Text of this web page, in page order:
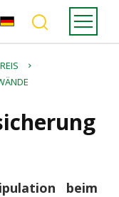
beim